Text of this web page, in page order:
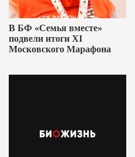
В БФ «Семья вместе»
подвели итоги XI
Московского Марафона